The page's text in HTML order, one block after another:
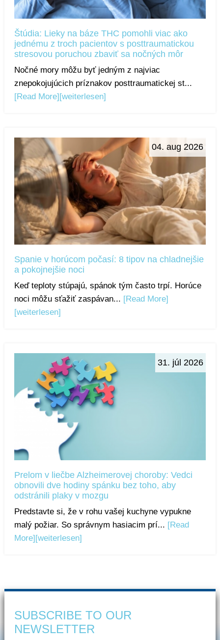
Štúdia: Lieky na báze THC pomohli viac ako
jednému z troch pacientov s posttraumatickou
stresovou poruchou zbaviť sa nočných môr
Nočné mory môžu byť jedným z najviac
znepokojujúcich príznakov posttraumatickej st...
[Read More] [weiterlesen]
04. aug 2026
Spanie v horúcom počasí: 8 tipov na chladnejšie
a pokojnejšie noci
Keď teploty stúpajú, spánok tým často trpí. Horúce
noci môžu sťažiť zaspávan... [Read More]
[weiterlesen]
31. júl 2026
Prelom v liečbe Alzheimerovej choroby: Vedci
obnovili dve hodiny spánku bez toho, aby
odstránili plaky v mozgu
Predstavte si, že v rohu vašej kuchyne vypukne
malý požiar. So správnym hasiacim prí... [Read
More][weiterlesen]
SUBSCRIBE TO OUR
NEWSLETTER